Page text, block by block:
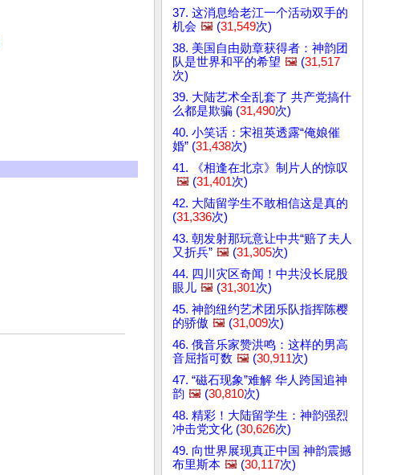
37. 这消息给老江一个活动双手的
机会 🖼️ (31,549次)
38. 美国自由勋章获得者：神韵团
队是世界和平的希望 🖼️ (31,517
次)
39. 大陆艺术全乱套了 共产党搞什
么都是欺骗 (31,490次)
40. 小笑话：宋祖英透露“俺娘催
婚” (31,438次)
41. 《相逢在北京》制片人的惊叹
🖼️ (31,401次)
42. 大陆留学生不敢相信这是真的
(31,336次)
43. 朝发射那玩意让中共“赔了夫人
又折兵” 🖼️ (31,305次)
44. 四川灾区奇闻！中共没长屁股
眼儿 🖼️ (31,301次)
45. 神韵纽约艺术团乐队指挥陈樱
的骄傲 🖼️ (31,009次)
46. 俄音乐家赞洪鸣：这样的男高
音屈指可数 🖼️ (30,911次)
47. “磁石现象”难解 华人跨国追神
韵 🖼️ (30,810次)
48. 精彩！大陆留学生：神韵强烈
冲击党文化 (30,626次)
49. 向世界展现真正中国 神韵震撼
布里斯本 🖼️ (30,117次)